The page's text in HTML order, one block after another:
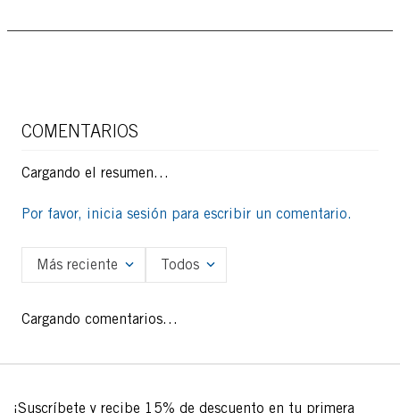
COMENTARIOS
Cargando el resumen…
Por favor, inicia sesión para escribir un comentario.
Más reciente Todos
Cargando comentarios…